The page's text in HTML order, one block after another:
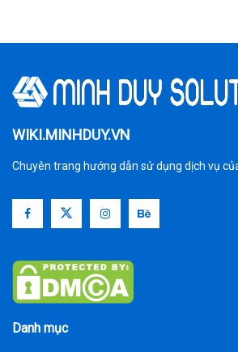
WIKI.MINHDUY.VN
Chuyên trang hướng dẫn sử dụng dịch vụ
Danh mục